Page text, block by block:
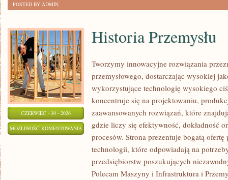
POSTED BY ADMIN
CZERWIEC - 30 - 2026
MOŻLIWOŚĆ KOMENTOWANIA HISTORIA
PRZEMYSŁU
Historia Przemysłu
Tworzymy innowacyjne rozwiązania
przemysłowego, dostarczając wysokiej
wykorzystujące technologię wysokiego
koncentruje się na projektowaniu,
zaawansowanych rozwiązań, które
gdzie liczy się efektywność, dokładność
procesów. Strona prezentuje bogatą ofertę
technologii, które odpowiadają na
przedsiębiorstw poszukujących
Polecam Maszyny i Infrastruktura i